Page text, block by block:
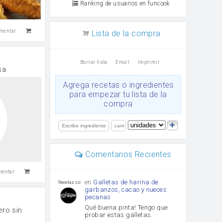
sin
Ranking de usuarios en funcook
Lista de la compra
Borrar lista Email Imprimir
Agrega recetas o ingredientes
para empezar tu lista de la
compra
Comentarios Recientes
Recetas con sazon
en Galletas de harina de
garbanzos, cacao y nueces
pecanas
Qué buena pinta! Tengo que
probar estas galletas.